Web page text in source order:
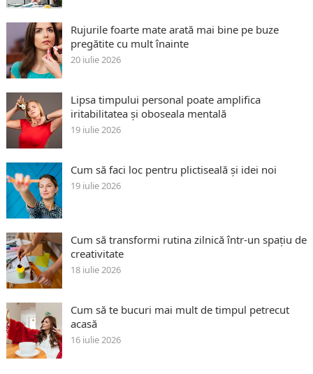
Rujurile foarte mate arată mai bine pe buze
pregătite cu mult înainte
20 iulie 2026
Lipsa timpului personal poate amplifica
iritabilitatea și oboseala mentală
19 iulie 2026
Cum să faci loc pentru plictiseală și idei noi
19 iulie 2026
Cum să transformi rutina zilnică într-un spațiu de
creativitate
18 iulie 2026
Cum să te bucuri mai mult de timpul petrecut
acasă
16 iulie 2026